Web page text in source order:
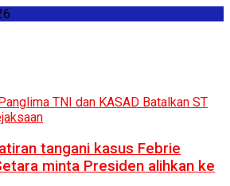
tangani kasus Febrie
minta Presiden alihkan ke